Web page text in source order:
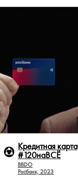
Кредитная карта
#120наВСЁ
BBDO
Росбанк, 2023